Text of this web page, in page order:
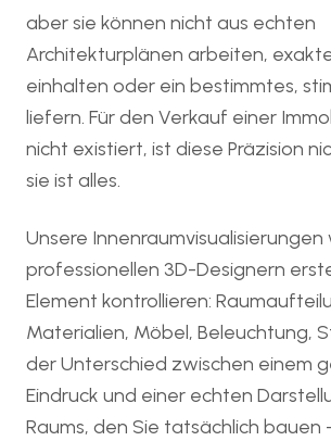
aber sie können nicht aus echten
Architekturplänen arbeiten,
einhalten oder ein bestimmtes,
liefern. Für den Verkauf einer
nicht existiert, ist diese Präzision
sie ist alles.
Unsere
professionellen 3D-Designern
Element kontrollieren:
Materialien, Möbel, Beleuchtung,
der Unterschied zwischen einem
Eindruck und einer echten
Raums, den Sie tatsächlich bauen